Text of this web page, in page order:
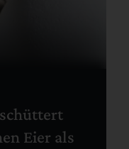
Eier als